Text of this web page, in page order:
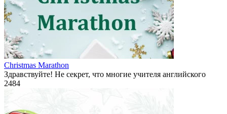
Christmas Marathon
Здравствуйте! Не секрет, что многие учителя английского
2484